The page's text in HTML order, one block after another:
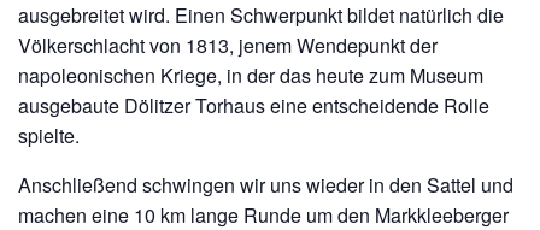
ausgebreitet wird. Einen Schwerpunkt bildet natürlich die
Völkerschlacht von 1813, jenem Wendepunkt der
napoleonischen Kriege, in der das heute zum Museum
ausgebaute Dölitzer Torhaus eine entscheidende Rolle
spielte.
Anschließend schwingen wir uns wieder in den Sattel und
machen eine 10 km lange Runde um den Markkleeberger